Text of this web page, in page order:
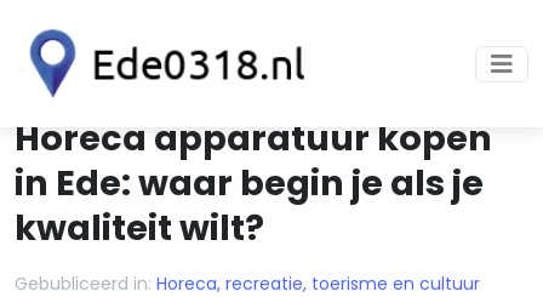
Horeca apparatuur kopen
in Ede: waar begin je als je
kwaliteit wilt?
Gebubliceerd in: Horeca, recreatie, toerisme en cultuur